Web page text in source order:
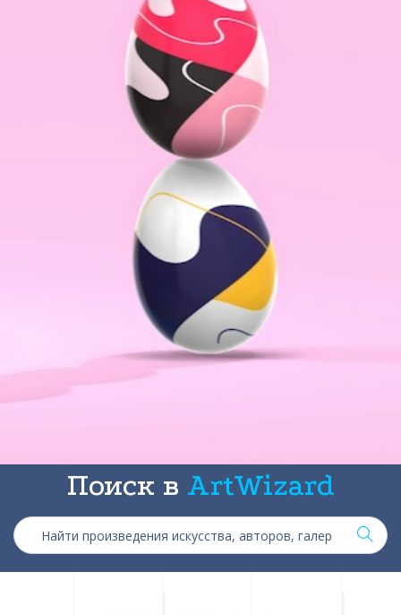
Поиск в ArtWizard